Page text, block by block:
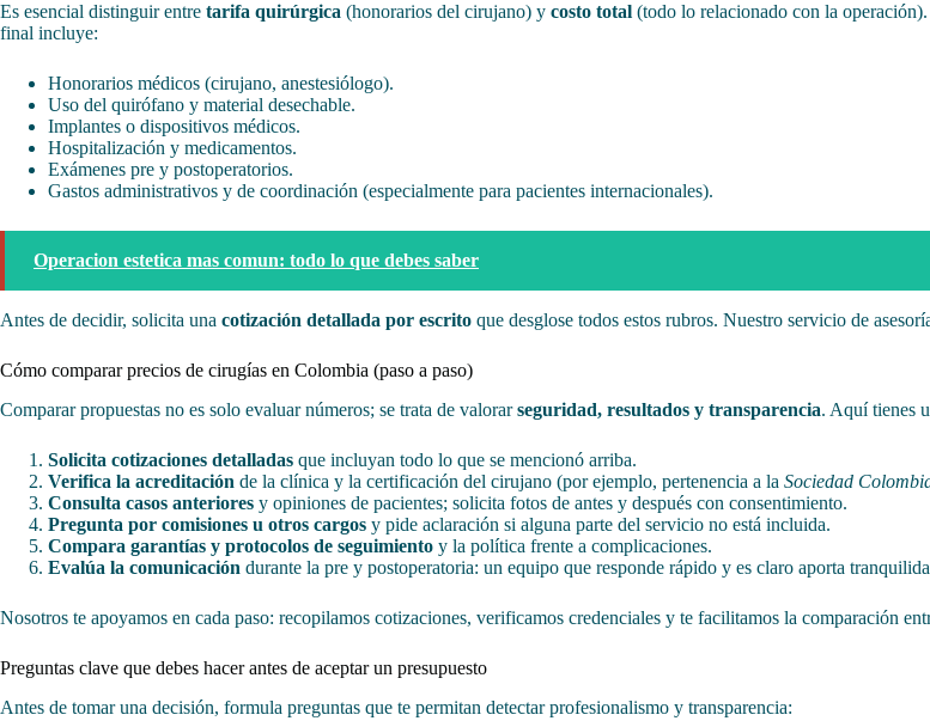
Es esencial distinguir entre tarifa quirúrgica (honorarios del cirujano) y costo total (todo lo relacionado con la
final incluye:
Honorarios médicos (cirujano, anestesiólogo).
Uso del quirófano y material desechable.
Implantes o dispositivos médicos.
Hospitalización y medicamentos.
Exámenes pre y postoperatorios.
Gastos administrativos y de coordinación (especialmente para pacientes internacionales).
Operacion estetica mas comun: todo lo que debes saber
Antes de decidir, solicita una cotización detallada por escrito que desglose todos estos rubros. Nuestro servicio de
Cómo comparar precios de cirugías en Colombia (paso a paso)
Comparar propuestas no es solo evaluar números; se trata de valorarseguridad, resultados y transparencia. Aquí tienes
Solicita cotizaciones detalladas que incluyan todo lo que se mencionó arriba.
Verifica la acreditación de la clínica y la certificación del cirujano (por ejemplo, pertenencia a la Sociedad
Consulta casos anteriores y opiniones de pacientes; solicita fotos de antes y después con consentimiento.
Pregunta por comisiones u otros cargos y pide aclaración si alguna parte del servicio no está incluida.
Compara garantías y protocolos de seguimiento y la política frente a complicaciones.
Evalúa la comunicación durante la pre y postoperatoria: un equipo que responde rápido y es claro aporta
Nosotros te apoyamos en cada paso: recopilamos cotizaciones, verificamos credenciales y te facilitamos la comparación
Preguntas clave que debes hacer antes de aceptar un presupuesto
Antes de tomar una decisión, formula preguntas que te permitan detectar profesionalismo y transparencia: